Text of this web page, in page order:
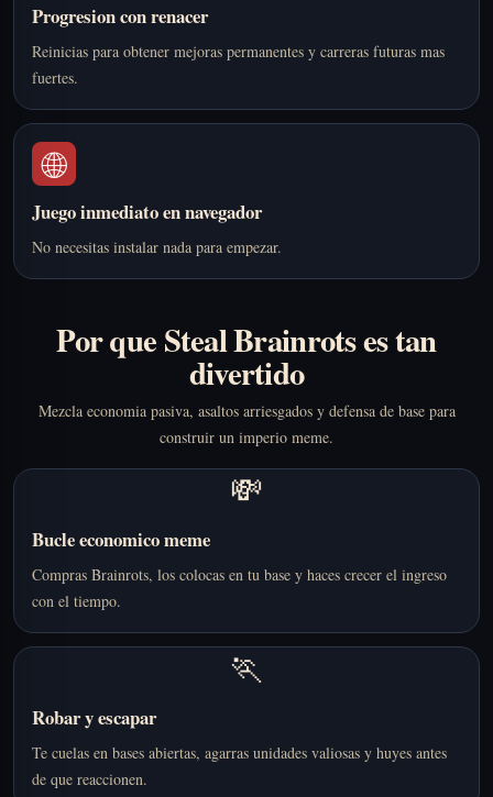
Progresion con renacer
Reinicias para obtener mejoras permanentes y carreras futuras mas
fuertes.
🌐
Juego inmediato en navegador
No necesitas instalar nada para empezar.
Por que Steal Brainrots es tan
divertido
Mezcla economia pasiva, asaltos arriesgados y defensa de base para
construir un imperio meme.
💸
Bucle economico meme
Compras Brainrots, los colocas en tu base y haces crecer el ingreso
con el tiempo.
🏃
Robar y escapar
Te cuelas en bases abiertas, agarras unidades valiosas y huyes antes
de que reaccionen.